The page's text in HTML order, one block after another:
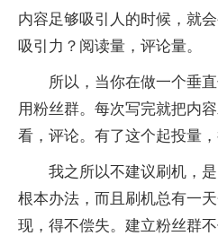
内容足够吸引人的时候，就
吸引力？阅读量，评论量。
所以，当你在做一个垂
用粉丝群。每次写完就把内
看，评论。有了这个起投量，
我之所以不建议刷机，
根本办法，而且刷机总有一
现，得不偿失。建立粉丝群